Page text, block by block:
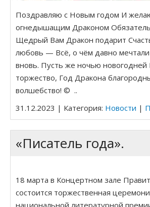
Поздравляю с Новым годом И
огнедышащим Драконом
Щедрый Вам Дракон подарит
любовь — Всё, о чём давно
вновь. Пусть же ночью новогодней
торжество, Год Дракона
волшебство! © ..
31.12.2023 | Категория: Новости |
«Писатель года».
18 марта в Концертном зале
состоится торжественная
национальной литературной